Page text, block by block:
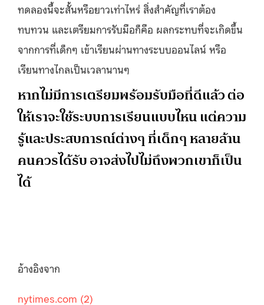
ทดลองนี้จะสั้นหรือยาวเท่าไหร่ สิ่งสำคัญที่เราต้อง
ทบทวน และเตรียมการรับมือก็คือ ผลกระทบที่จะเกิดขึ้น
จากการที่เด็กๆ เข้าเรียนผ่านทางระบบออนไลน์ หรือ
เรียนทางไกลเป็นเวลานานๆ
หากไม่มีการเตรียมพร้อมรับมือที่ดีแล้ว ต่อ
ให้เราจะใช้ระบบการเรียนแบบไหน แต่ความ
รู้และประสบการณ์ต่างๆ ที่เด็กๆ หลายล้าน
คนควรได้รับ อาจส่งไปไม่ถึงพวกเขาก็เป็น
ได้
อ้างอิงจาก
nytimes.com (2)